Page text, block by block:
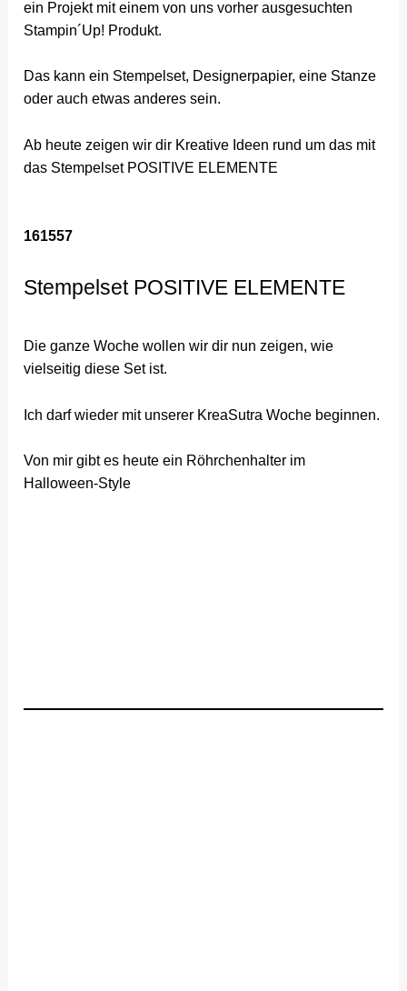
ein Projekt mit einem von uns vorher ausgesuchten
Stampin´Up! Produkt.
Das kann ein Stempelset, Designerpapier, eine Stanze
oder auch etwas anderes sein.
Ab heute zeigen wir dir Kreative Ideen rund um das mit
das Stempelset POSITIVE ELEMENTE
161557
Stempelset POSITIVE ELEMENTE
Die ganze Woche wollen wir dir nun zeigen, wie
vielseitig diese Set ist.
Ich darf wieder mit unserer KreaSutra Woche beginnen.
Von mir gibt es heute ein Röhrchenhalter im
Halloween-Style